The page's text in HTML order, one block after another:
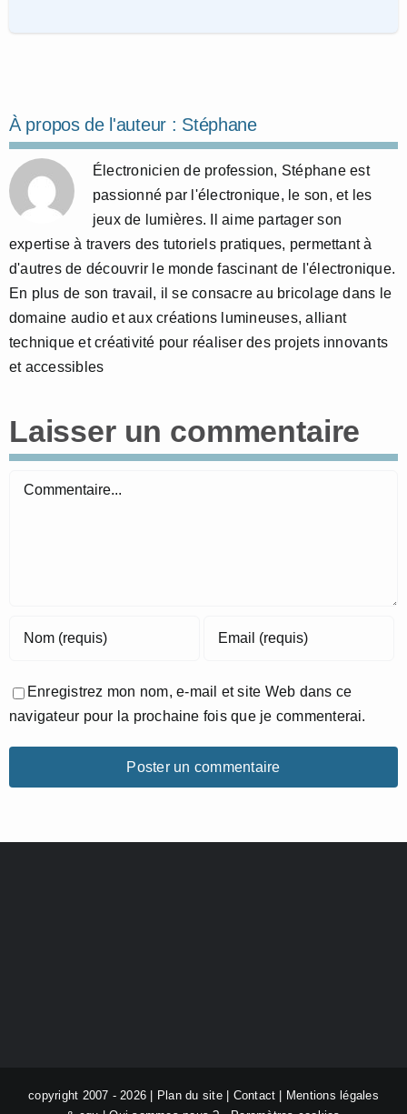
À propos de l'auteur : Stéphane
Électronicien de profession, Stéphane est
passionné par l'électronique, le son, et les
jeux de lumières. Il aime partager son
expertise à travers des tutoriels pratiques, permettant à
d'autres de découvrir le monde fascinant de l'électronique.
En plus de son travail, il se consacre au bricolage dans le
domaine audio et aux créations lumineuses, alliant
technique et créativité pour réaliser des projets innovants
et accessibles
Laisser un commentaire
Commentaire
Enregistrez mon nom, e-mail et site Web dans ce
navigateur pour la prochaine fois que je commenterai.
copyright 2007 - 2026 | Plan du site| Contact
Mentions légales